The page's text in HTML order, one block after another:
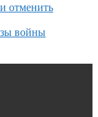
отменить
войны